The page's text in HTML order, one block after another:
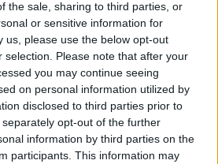
the sale, sharing to third parties, or
or sensitive information for
us, please use the below opt-out
selection. Please note that after your
you may continue seeing
on personal information utilized by
disclosed to third parties prior to
opt-out of the further
information by third parties on the
participants. This information may